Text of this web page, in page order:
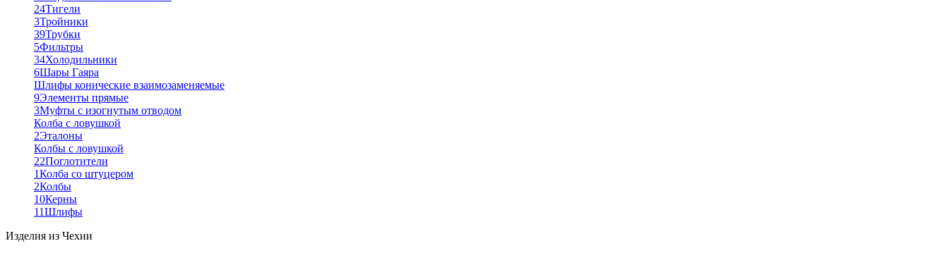
24Тигели
3Тройники
39Трубки
5Фильтры
34Холодильники
6Шары Гаяра
Шлифы конические взаимозаменяемые
9Элементы прямые
3Муфты с изогнутым отводом
Колба с ловушкой
2Эталоны
Колбы с ловушкой
22Поглотители
1Колба со штуцером
2Колбы
10Керны
11Шлифы
Изделия из Чехии